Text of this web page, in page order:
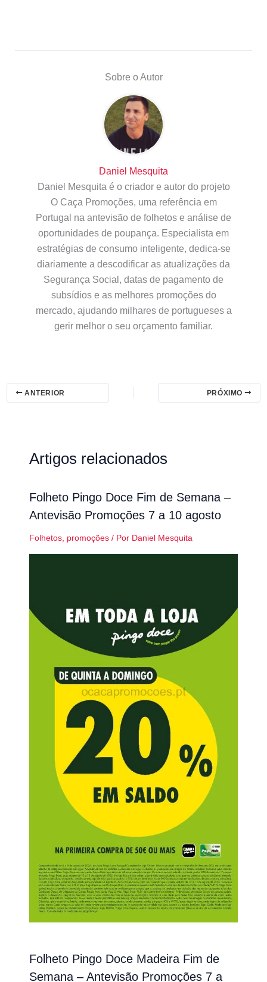
Sobre o Autor
Daniel Mesquita
Daniel Mesquita é o criador e autor do projeto
O Caça Promoções, uma referência em
Portugal na antevisão de folhetos e análise de
oportunidades de poupança. Especialista em
estratégias de consumo inteligente, dedica-se
diariamente a descodificar as atualizações da
Segurança Social, datas de pagamento de
subsídios e as melhores promoções do
mercado, ajudando milhares de portugueses a
gerir melhor o seu orçamento familiar.
ANTERIOR PRÓXIMO
Artigos relacionados
Folheto Pingo Doce Fim de Semana –
Antevisão Promoções 7 a 10 agosto
Folhetos, promoções/ Por Daniel Mesquita
Folheto Pingo Doce Madeira Fim de
Semana – Antevisão Promoções 7 a